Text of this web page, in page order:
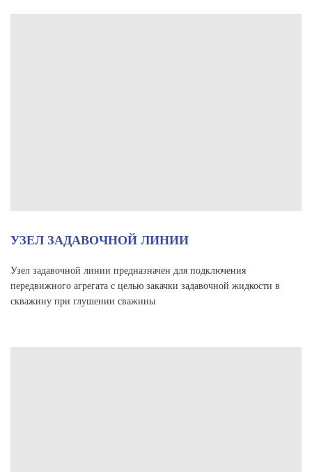
УЗЕЛ ЗАДАВОЧНОЙ ЛИНИИ
Узел задавочной линии предназначен для подключения
передвижного агрегата с целью закачки задавочной жидкости в
скважину при глушении сважины